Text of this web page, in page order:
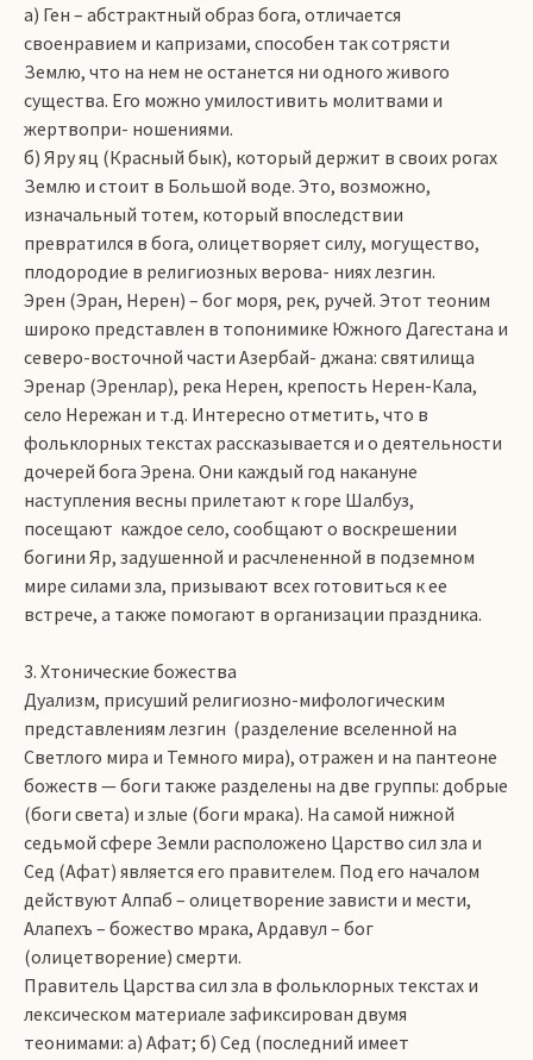
а) Ген – абстрактный образ бога, отличается
своенравием и капризами, способен так сотрясти
Землю, что на нем не останется ни одного живого
существа. Его можно умилостивить молитвами и
жертвопри- ношениями.
б) Яру яц (Красный бык), который держит в своих рогах
Землю и стоит в Большой воде. Это, возможно,
изначальный тотем, который впоследствии
превратился в бога, олицетворяет силу, могущество,
плодородие в религиозных верова- ниях лезгин.
Эрен (Эран, Нерен) – бог моря, рек, ручей. Этот теоним
широко представлен в топонимике Южного Дагестана и
северо-восточной части Азербай- джана: святилища
Эренар (Эренлар), река Нерен, крепость Нерен-Кала,
село Нережан и т.д. Интересно отметить, что в
фольклорных текстах рассказывается и о деятельности
дочерей бога Эрена. Они каждый год накануне
наступления весны прилетают к горе Шалбуз,
посещают каждое село, сообщают о воскрешении
богини Яр, задушенной и расчлененной в подземном
мире силами зла, призывают всех готовиться к ее
встрече, а также помогают в организации праздника.
3. Хтонические божества
Дуализм, присуший религиозно-мифологическим
представлениям лезгин (разделение вселенной на
Светлого мира и Темного мира), отражен и на пантеоне
божеств — боги также разделены на две группы: добрые
(боги света) и злые (боги мрака). На самой нижной
седьмой сфере Земли расположено Царство сил зла и
Сед (Афат) является его правителем. Под его началом
действуют Алпаб – олицетворение зависти и мести,
Алапехъ – божество мрака, Ардавул – бог
(олицетворение) смерти.
Правитель Царства сил зла в фольклорных текстах и
лексическом материале зафиксирован двумя
теонимами: а) Афат; б) Сед (последний имеет